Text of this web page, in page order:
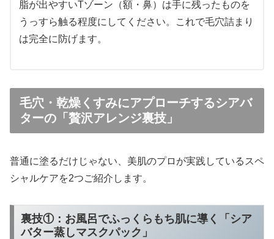
脂が出やすいTゾーン（額・鼻）は手に残ったものを
うっすら触る程度にしてください。これで毛穴詰まり
は完全に防げます。
毛穴・乾燥くすみにアプローチするシアバ
ターの「贅沢アレンジ裏技」
普通に塗るだけじゃない、美肌のプロが実践しているスペ
シャルケアを2つご紹介します。
裏技①：お風呂でふっくらもち肌に導く「シア
バター蒸しマスクパック」